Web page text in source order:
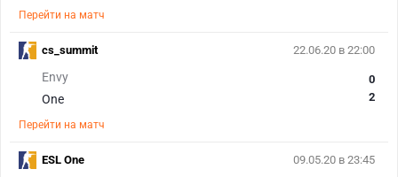
Перейти на матч
22.06.20 в 22:00
Envy
One
0
2
Перейти на матч
cs_summit
09.05.20 в 23:45
ESL One